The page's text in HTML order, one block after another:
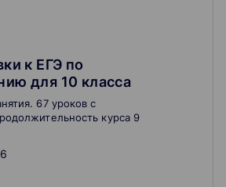
к ЕГЭ по
для 10 класса
67 уроков с
курса 9